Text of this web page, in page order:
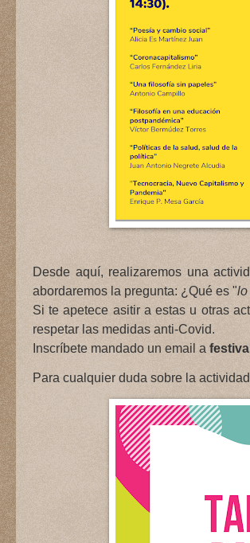
Desde aquí, realizaremos una
abordaremos la pregunta: ¿Qué es "lo
Si te apetece asitir a estas u otras
respetar las medidas anti-Covid.
Inscríbete mandado un email a
Para cualquier duda sobre la